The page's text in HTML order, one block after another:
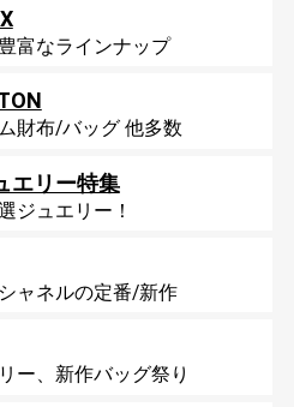
富なラインナップ
財布/バッグ 他多数
エリー特集
ジュエリー！
ャネルの定番/新作
ー、新作バッグ祭り